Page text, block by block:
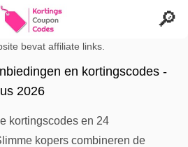
bevat affiliate links.
en kortingscodes -
2026
kortingscodes en 24
kopers combineren de